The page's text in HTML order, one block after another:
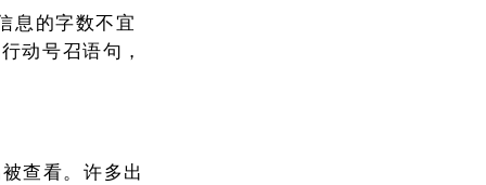
息的字数不宜
动号召语句，
查看。许多出